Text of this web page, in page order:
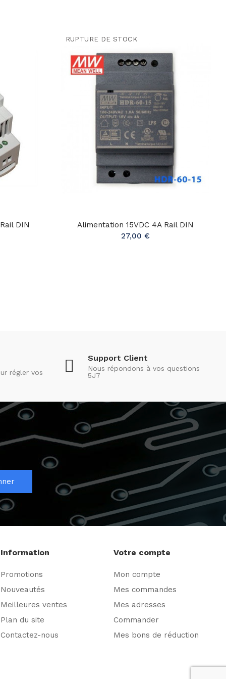
DIN
RUPTURE DE STOCK
Alimentation 15VDC 4A Rail DIN
27,00 €
régler vos
Support Client
Nous répondons à vos questions
5J7
Information
Promotions
Nouveautés
Meilleures ventes
Plan du site
Contactez-nous
Votre compte
Mon compte
Mes commandes
Mes adresses
Commander
Mes bons de réduction